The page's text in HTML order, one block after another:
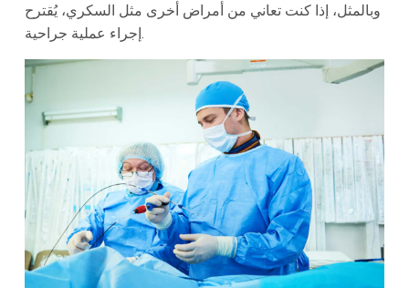
وبالمثل، إذا كنت تعاني من أمراض أخرى مثل السكري، يُقترح
إجراء عملية جراحية.